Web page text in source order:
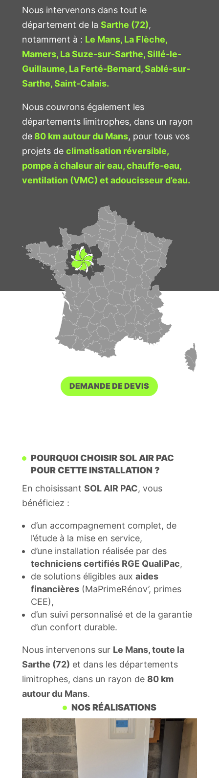
Nous intervenons dans tout le
département de la Sarthe (72),
notamment à : Le Mans, La Flèche,
Mamers, La Suze-sur-Sarthe, Sillé-le-
Guillaume, La Ferté-Bernard, Sablé-sur-
Sarthe, Saint-Calais.
Nous couvrons également les
départements limitrophes, dans un rayon
de80 km autour du Mans, pour tous vos
projets de climatisation réversible,
pompe à chaleur air eau, chauffe-eau,
ventilation (VMC) et adoucisseur d’eau.
DEMANDE DE DEVIS
POURQUOI CHOISIR SOL AIR PAC
POUR CETTE INSTALLATION?
En choisissant SOL AIR PAC, vous
bénéficiez :
d’un accompagnement complet, de
l’étude à la mise en service,
d’une installation réalisée par des
techniciens certifiés RGE QualiPac,
de solutions éligibles aux aides
financières(MaPrimeRénov’, primes
CEE),
d’un suivi personnalisé et de la garantie
d’un confort durable.
Nous intervenons sur Le Mans, toute la
Sarthe (72) et dans les départements
limitrophes, dans un rayon de 80 km
autour du Mans.
NOS RÉALISATIONS